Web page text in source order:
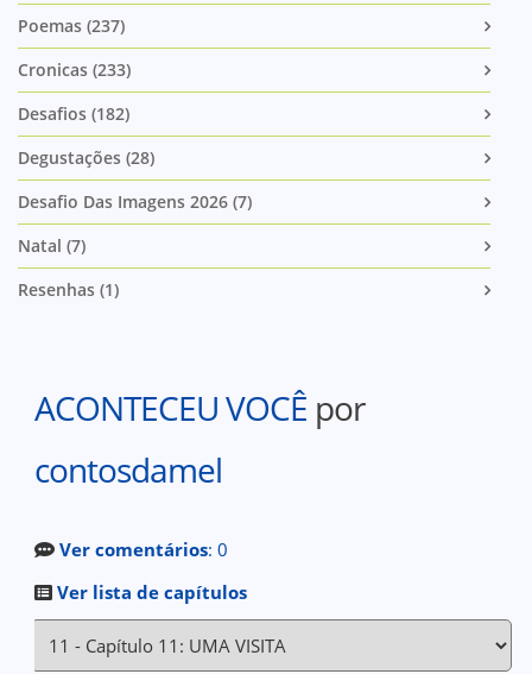
Poemas (237)
Cronicas (233)
Desafios (182)
Degustações (28)
Desafio Das Imagens 2026 (7)
Natal (7)
Resenhas (1)
ACONTECEU VOCÊ por
contosdamel
Ver comentários: 0
Ver lista de capítulos